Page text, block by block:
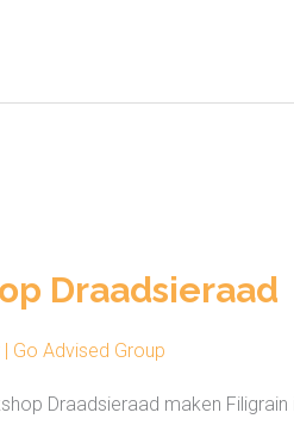
Draadsieraad
Go Advised Group
Draadsieraad maken